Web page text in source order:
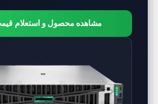
مشاهده محصول و استعلام